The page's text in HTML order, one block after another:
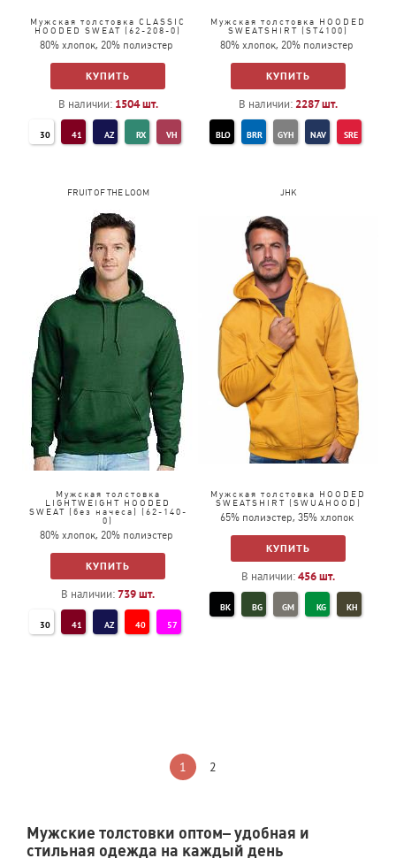
Мужские толстовки оптом– удобная и
стильная одежда на каждый день
Мужская толстовка CLASSIC
HOODED SWEAT (62-208-0)
80% хлопок, 20% полиэстер
КУПИТЬ
В наличии: 1504шт.
30 41 AZ RX VH
GL 94 R6
32
47
Мужская толстовка HOODED
SWEATSHIRT (ST4100)
80% хлопок, 20% полиэстер
КУПИТЬ
В наличии:2287шт.
BLO BRR GYH NAV SRE
FRUIT OF THE LOOM
Мужская толстовка
LIGHTWEIGHT HOODED
SWEAT (без начеса) (62-140-
0)
80% хлопок, 20% полиэстер
КУПИТЬ
В наличии:739шт.
30 41 AZ 40 57
JHK
Мужская толстовка HOODED
SWEATSHIRT (SWUAHOOD)
65% полиэстер, 35% хлопок
КУПИТЬ
В наличии:456шт.
BK BG GM KG KH
1 2